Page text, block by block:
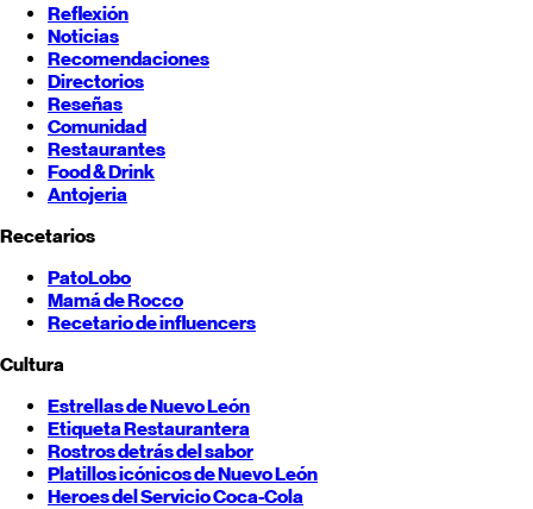
Reflexión
Noticias
Recomendaciones
Directorios
Reseñas
Comunidad
Restaurantes
Food & Drink
Antojeria
Recetarios
PatoLobo
Mamá de Rocco
Recetario de influencers
Cultura
Estrellas deNuevo León
Etiqueta Restaurantera
Rostros detrás del sabor
Platillos icónicos deNuevo León
Heroes del Servicio Coca-Cola